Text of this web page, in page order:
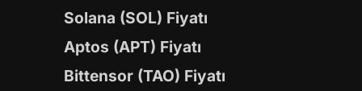
Solana (SOL) Fiyatı
Aptos (APT) Fiyatı
Bittensor (TAO) Fiyatı